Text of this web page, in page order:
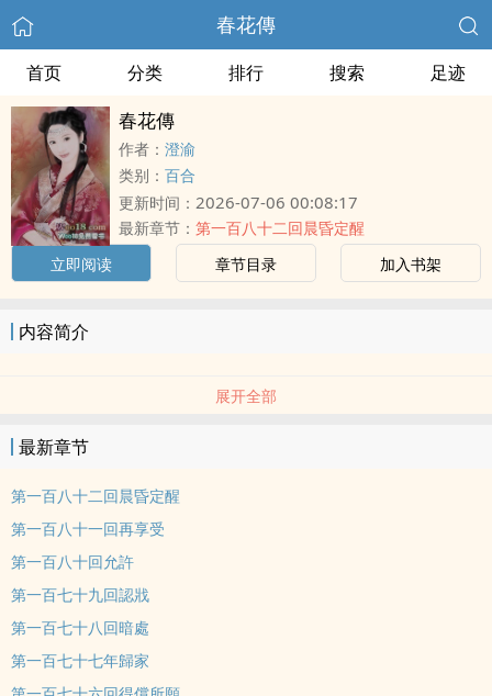
春花傳
首页 分类 排行 搜索 足迹
春花傳
作者： 澄渝
类别： 百合
更新时间： 2026-07-06 00:08:17
最新章节： 第一百八十二回晨昏定醒
立即阅读
章节目录 加入书架
内容简介
展开全部
最新章节
第一百八十二回晨昏定醒
第一百八十一回再享受
第一百八十回允許
第一百七十九回認戕
第一百七十八回暗處
第一百七十七年歸家